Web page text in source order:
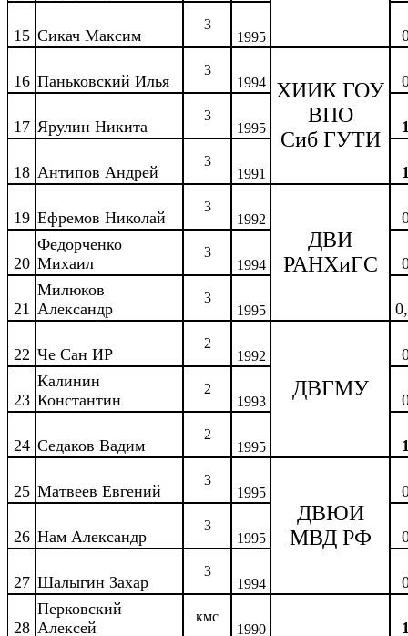
15 Сикач Максим
3
1995
16 Паньковский Илья
3
1994
ХИИК ГОУ
ВПО
Сиб ГУТИ
17 Ярулин Никита
3
1995
18 Антипов Андрей
3
1991
19 Ефремов Николай
3
1992
ДВИ
РАНХиГС
20
Федорченко
Михаил
3
1994
21
Милюков
Александр
3
1995
22 Че Сан ИР
2
1992
ДВГМУ
23
Калинин
Константин
2
1993
24 Седаков Вадим
2
1995
25 Матвеев Евгений
3
1995
ДВЮИ
МВД РФ
26 Нам Александр
3
1995
27 Шалыгин Захар
3
1994
28
Перковский
Алексей
кмс
1990